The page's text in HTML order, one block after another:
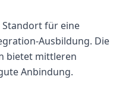
für eine
-Ausbildung. Die
bietet mittleren
Anbindung.